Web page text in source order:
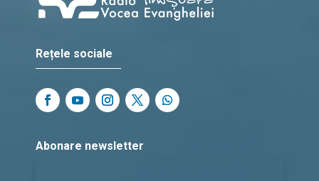
Rețele sociale
Abonare newsletter